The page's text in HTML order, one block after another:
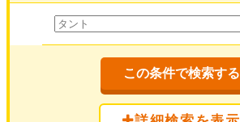
この条件で検索する